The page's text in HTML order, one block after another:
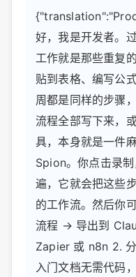
好，我是开发者。
工作就是那些重复
贴到表格、编写公
周都是同样的步骤
流程全部写下来，
具，本身就是一件
Spion。你点击录
遍，它就会把这些
的工作流。然后你
流程 → 导出到
Zapier 或 n8n 2.
入门文档无需代码